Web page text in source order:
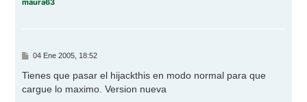
maura63
M
n
s
a
04 Ene 2005, 18:52
Tienes que pasar el hijackthis en modo normal para que
cargue lo maximo. Version nueva